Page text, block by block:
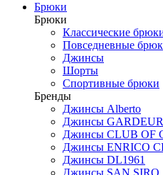
Брюки
Брюки
Классические
Повседневные
Джинсы
Шорты
Спортивные брюки
Бренды
Джинсы Alberto
Джинсы GARDEUR
Джинсы CLUB OF
Джинсы ENRICO
Джинсы DL1961